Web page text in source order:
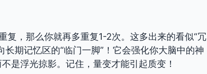
复，那么你就再多重复1-2次。这多出来的看似“冗
期记忆区的“临门一脚”！它会强化你大脑中的神
是浮光掠影。记住，量变才能引起质变！